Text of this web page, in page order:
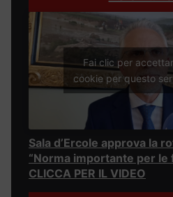
Fai clic per
cookie per questo
Sala d’Ercole approva la
“Norma importante per le
CLICCA PER IL VIDEO